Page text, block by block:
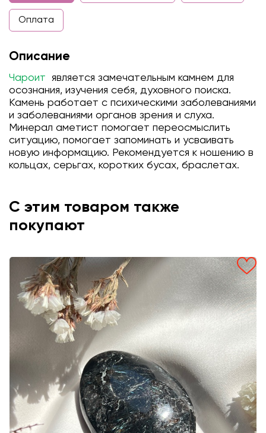
Оплата
Описание
Чароит является замечательным камнем для
осознания, изучения себя, духовного поиска.
Камень работает с психическими заболеваниями
и заболеваниями органов зрения и слуха.
Минерал аметист помогает переосмыслить
ситуацию, помогает запоминать и усваивать
новую информацию. Рекомендуется к ношению в
кольцах, серьгах, коротких бусах, браслетах.
С этим товаром также
покупают